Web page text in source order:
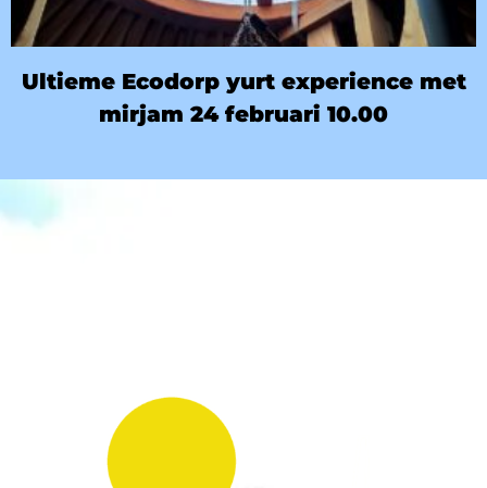
Ultieme Ecodorp yurt experience met
mirjam 24 februari 10.00